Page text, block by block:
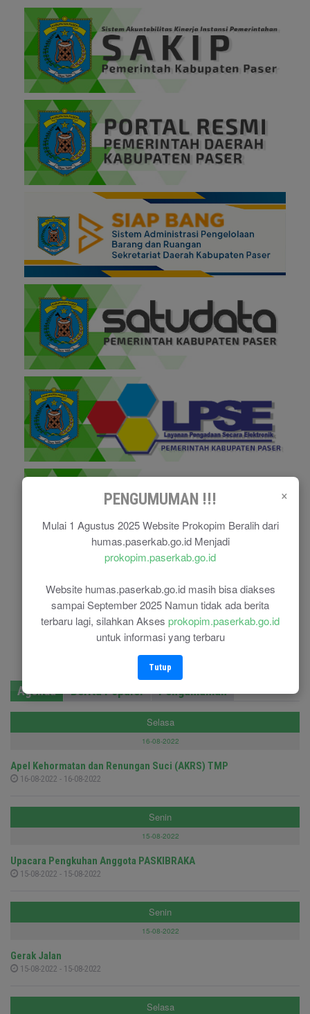
×
PENGUMUMAN !!!
Mulai 1 Agustus 2025 Website Prokopim Beralih dari
humas.paserkab.go.id Menjadi
prokopim.paserkab.go.id
Website humas.paserkab.go.id masih bisa diakses
sampai September 2025 Namun tidak ada berita
terbaru lagi, silahkan Akses prokopim.paserkab.go.id
untuk informasi yang terbaru
Tutup
Agenda Berita Populer Pengumuman
Selasa
16-08-2022
Apel Kehormatan dan Renungan Suci (AKRS) TMP
16-08-2022 - 16-08-2022
Senin
15-08-2022
Upacara Pengkuhan Anggota PASKIBRAKA
15-08-2022 - 15-08-2022
Senin
15-08-2022
Gerak Jalan
15-08-2022 - 15-08-2022
Selasa